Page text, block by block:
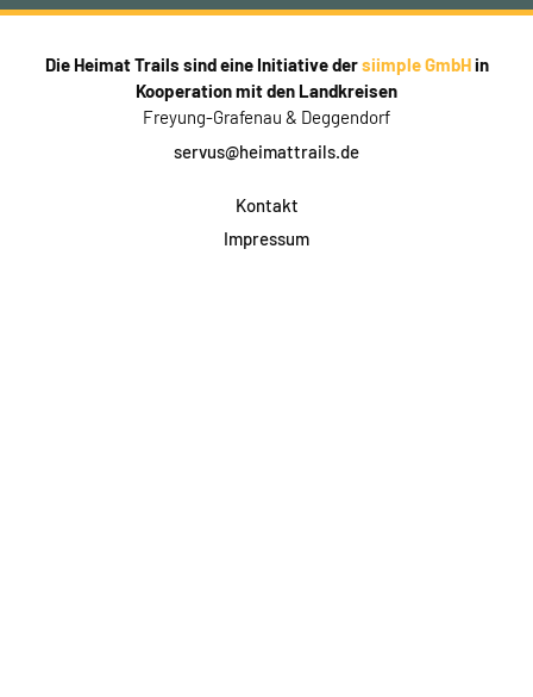
Die Heimat Trails sind eine Initiative dersiimple GmbHin
Kooperation mit den Landkreisen
Freyung-Grafenau & Deggendorf
servus@heimattrails.de
Kontakt
Impressum